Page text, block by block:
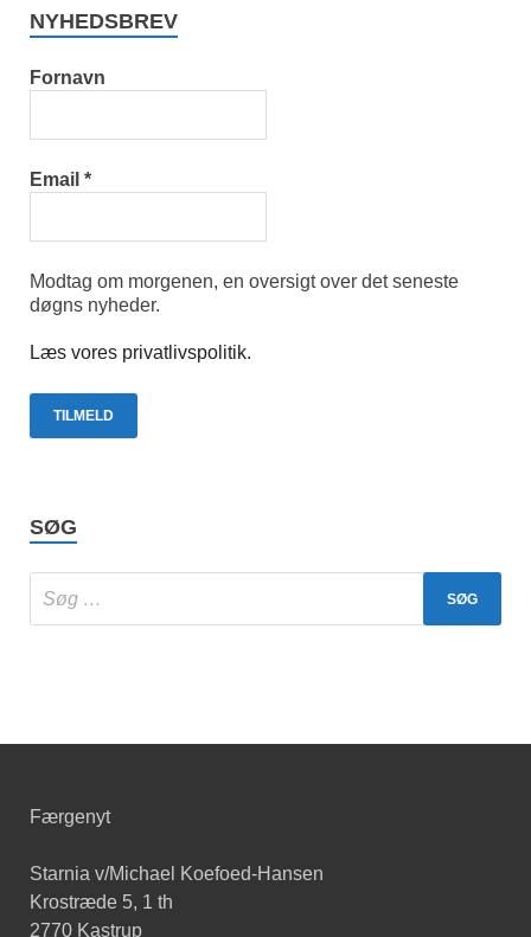
NYHEDSBREV
Fornavn
Email *
Modtag om morgenen, en oversigt over det seneste
døgns nyheder.
Læs vores privatlivspolitik.
SØG
Færgenyt
Starnia v/Michael Koefoed-Hansen
Krostræde 5, 1 th
2770 Kastrup